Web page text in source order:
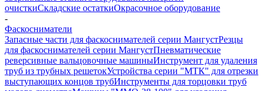
очисткиСкладские остаткиОкрасочное оборудование
-
Фаскосниматели
Запасные части для фаскоснимателей серии МангустРезцы
для фаскоснимателей серии МангустПневматические
реверсивные вальцовочные машиныИнструмент для удаления
труб из трубных решетокУстройства серии "МТК" для отрезки
выступающих концов трубИнструменты для торцовки труб